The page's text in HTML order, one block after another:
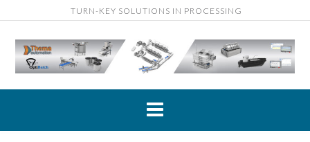
to
content
TURN-KEY SOLUTIONS IN PROCESSING